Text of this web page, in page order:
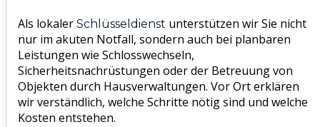
Als lokaler Schlüsseldienst unterstützen wir Sie nicht
nur im akuten Notfall, sondern auch bei planbaren
Leistungen wie Schlosswechseln,
Sicherheitsnachrüstungen oder der Betreuung von
Objekten durch Hausverwaltungen. Vor Ort erklären
wir verständlich, welche Schritte nötig sind und welche
Kosten entstehen.